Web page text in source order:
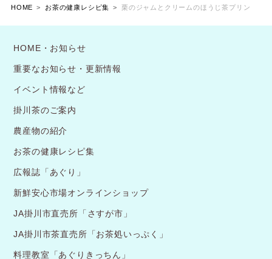
HOME お茶の健康レシピ集 栗のジャムとクリームのほうじ茶プリン
HOME・お知らせ
重要なお知らせ・更新情報
イベント情報など
掛川茶のご案内
農産物の紹介
お茶の健康レシピ集
広報誌「あぐり」
新鮮安心市場オンラインショップ
JA掛川市直売所「さすが市」
JA掛川市茶直売所「お茶処いっぷく」
料理教室「あぐりきっちん」